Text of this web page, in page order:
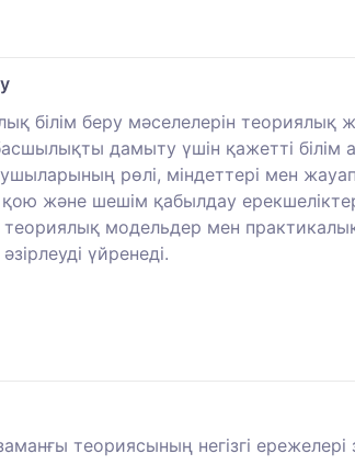
беру мәселелерін теориялық
дамыту үшін қажетті
рөлі, міндеттері мен
және шешім қабылдау
модельдер мен
үйренеді.
теориясының негізгі